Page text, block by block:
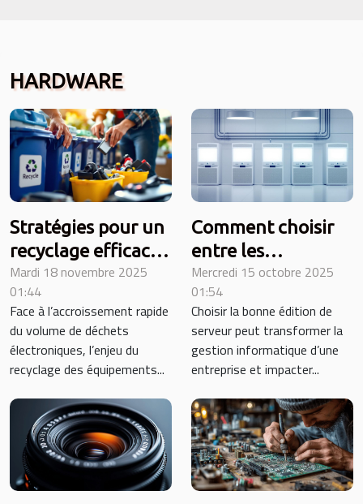
HARDWARE
Stratégies pour un
recyclage efficace
des équipements
technologiques
Mardi 18 novembre 2025
01:44
Face à l’accroissement rapide
du volume de déchets
électroniques, l’enjeu du
recyclage des équipements...
Comment choisir
entre les
différentes
éditions de
serveurs pour
optimiser votre
entreprise ?
Mercredi 15 octobre 2025
01:54
Choisir la bonne édition de
serveur peut transformer la
gestion informatique d’une
entreprise et impacter...